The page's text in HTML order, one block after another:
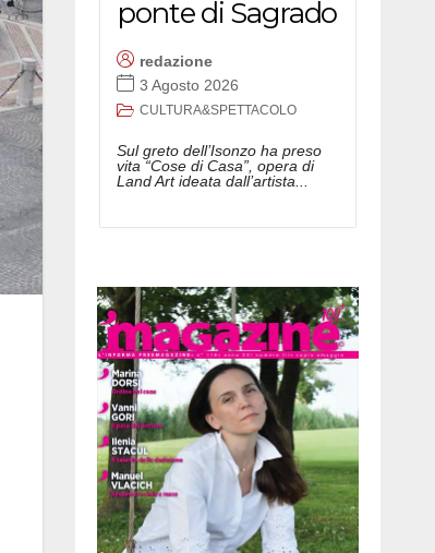
ponte di Sagrado
redazione
3 Agosto 2026
CULTURA&SPETTACOLO
Sul greto dell’Isonzo ha preso
vita “Cose di Casa”, opera di
Land Art ideata dall’artista...